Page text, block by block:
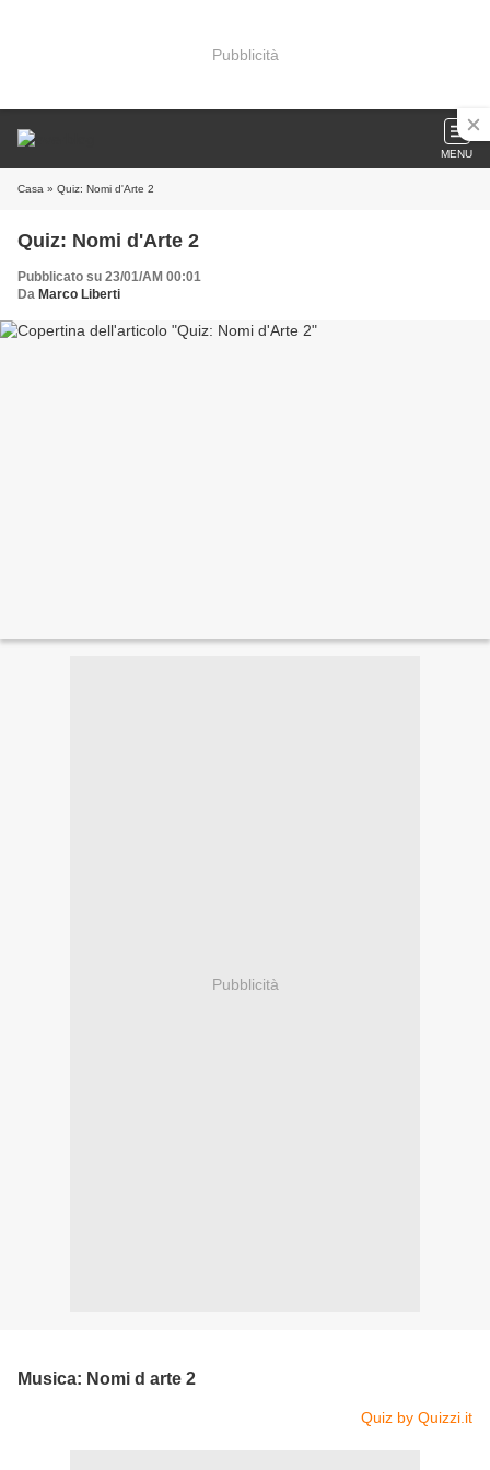
Pubblicità
MENU
Casa » Quiz: Nomi d'Arte 2
Quiz: Nomi d'Arte 2
Pubblicato su 23/01/AM 00:01
Da Marco Liberti
Pubblicità
Musica: Nomi d arte 2
Quiz by Quizzi.it